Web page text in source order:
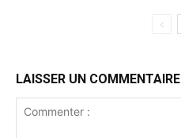
LAISSER UN COMMENTAIRE